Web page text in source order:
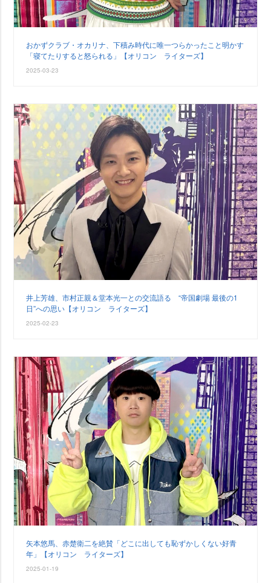
おかずクラブ・オカリナ、下積み時代に唯一つらかったこと明かす
「寝てたりすると怒られる」【オリコン ライターズ】
2025-03-23
井上芳雄、市村正親＆堂本光一との交流語る “帝国劇場 最後の1
日”への思い【オリコン ライターズ】
2025-02-23
矢本悠馬、赤楚衛二を絶賛「どこに出しても恥ずかしくない好青
年」【オリコン ライターズ】
2025-01-19